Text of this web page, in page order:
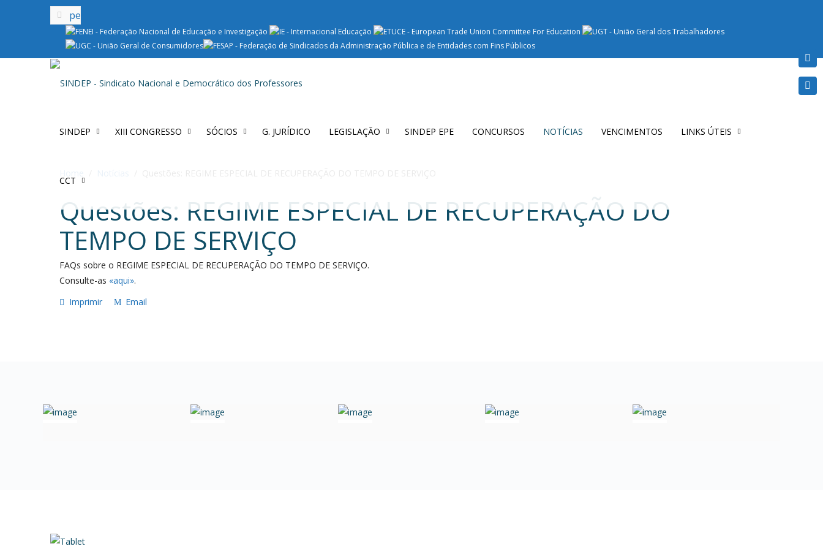
SINDEP XIII CONGRESSO SÓCIOS G. JURÍDICO LEGISLAÇÃO SINDEP EPE CONCURSOS NOTÍCIAS VENCIMENTOS LINKS ÚTEIS
CCT
Questões: REGIME ESPECIAL DE RECUPERAÇÃO DO
TEMPO DE SERVIÇO
FAQs sobre o REGIME ESPECIAL DE RECUPERAÇÃO DO TEMPO DE SERVIÇO.
Consulte-as «aqui».
Imprimir
Email